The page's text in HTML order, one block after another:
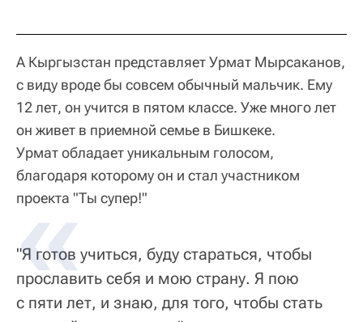
А Кыргызстан представляет Урмат Мырсаканов,
с виду вроде бы совсем обычный мальчик. Ему
12 лет, он учится в пятом классе. Уже много лет
он живет в приемной семье в Бишкеке.
Урмат обладает уникальным голосом,
благодаря которому он и стал участником
проекта "Ты супер!"
"Я готов учиться, буду стараться, чтобы
прославить себя и мою страну. Я пою
с пяти лет, и знаю, для того, чтобы стать